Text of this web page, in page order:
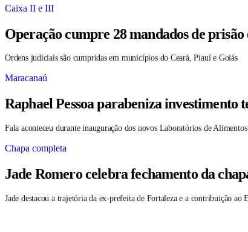
Caixa II e III
Operação cumpre 28 mandados de
Ordens judiciais são cumpridas em municípios do Ceará, Piauí e Goiás
Maracanaú
Raphael Pessoa parabeniza
Fala aconteceu durante inauguração dos novos Laboratórios de
Chapa completa
Jade Romero celebra fechamento da
Jade destacou a trajetória da ex-prefeita de Fortaleza e a contribuição ao